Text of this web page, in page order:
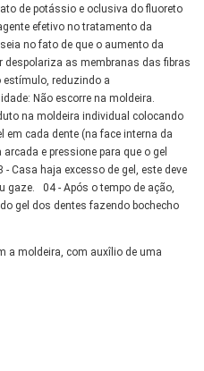
de potássio e oclusiva do fluoreto
efetivo no tratamento da
no fato de que o aumento da
despolariza as membranas das fibras
reduzindo a
Não escorre na moldeira.
na moldeira individual colocando
em cada dente (na face interna da
e pressione para que o gel
Casa haja excesso de gel, este deve
gaze. 04 - Após o tempo de ação,
gel dos dentes fazendo bochecho
a moldeira, com auxîlio de uma